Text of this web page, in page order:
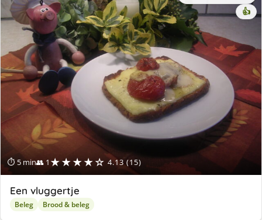
⏱ 5 min👥 1 ★★★★☆ 4.13 (15)
👍
Een vluggertje
Beleg Brood & beleg